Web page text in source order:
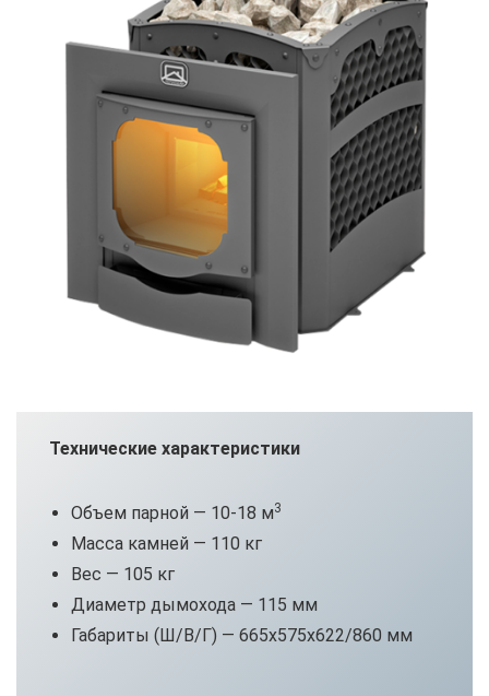
Технические характеристики
Объем парной — 10-18 м3
Масса камней — 110 кг
Вес — 105 кг
Диаметр дымохода — 115 мм
Габариты (Ш/В/Г) — 665x575x622/860 мм